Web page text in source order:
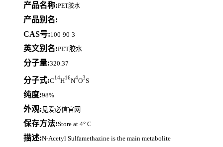
产品名称:PET胶水
产品别名:
CAS号:100-90-3
英文别名:PET胶水
分子量:320.37
分子式:C14H16N4O3S
纯度:98%
外观: 见爱必信官网
保存方法:Store at 4° C
描述:N-Acetyl Sulfamethazine is the main metabolite